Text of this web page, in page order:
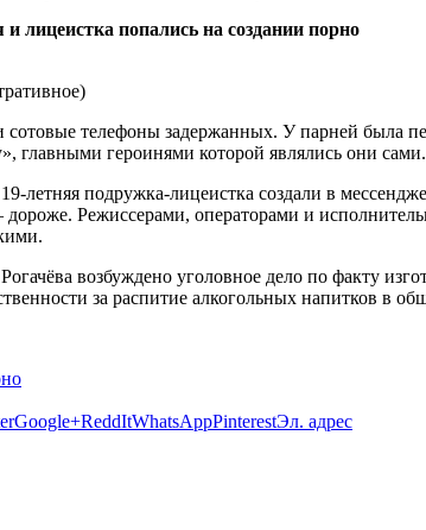
телефоны задержанных. У парней была
главными героинями которой являлись они сами.
19-летняя подружка-лицеистка создали в
дороже. Режиссерами, операторами и
возбуждено уголовное дело по факту
за распитие алкогольных напитков в
Google+ReddItWhatsAppPinterestЭл. адрес